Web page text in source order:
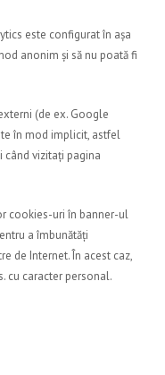
este configurat în așa
anonim și să nu poată fi
(de ex. Google
în mod implicit, astfel
când vizitați pagina
cookies-uri în banner-ul
a îmbunătăți
de Internet. În acest caz,
cu caracter personal.